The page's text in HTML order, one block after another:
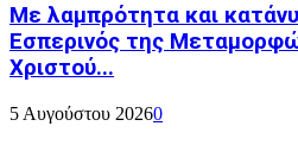
Με λαμπρότητα και
Εσπερινός της
Χριστού...
5 Αυγούστου 20260